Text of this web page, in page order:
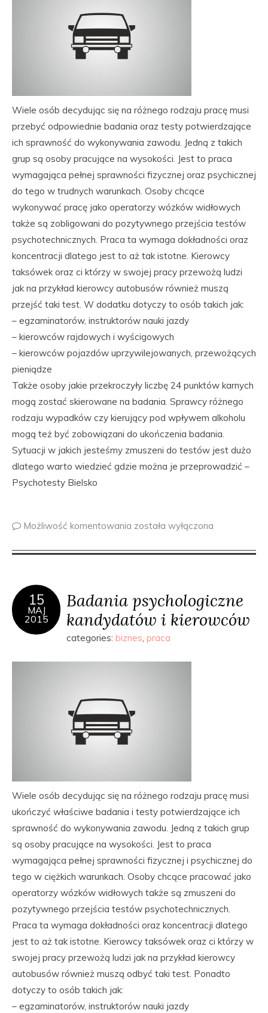
Wiele osób decydując się na różnego rodzaju pracę musi
przebyć odpowiednie badania oraz testy potwierdzające
ich sprawność do wykonywania zawodu. Jedną z takich
grup są osoby pracujące na wysokości. Jest to praca
wymagająca pełnej sprawności fizycznej oraz psychicznej
do tego w trudnych warunkach. Osoby chcące
wykonywać pracę jako operatorzy wózków widłowych
także są zobligowani do pozytywnego przejścia testów
psychotechnicznych. Praca ta wymaga dokładności oraz
koncentracji dlatego jest to aż tak istotne. Kierowcy
taksówek oraz ci którzy w swojej pracy przewożą ludzi
jak na przykład kierowcy autobusów również muszą
przejść taki test. W dodatku dotyczy to osób takich jak:
– egzaminatorów, instruktorów nauki jazdy
– kierowców rajdowych i wyścigowych
– kierowców pojazdów uprzywilejowanych, przewożących
pieniądze
Także osoby jakie przekroczyły liczbę 24 punktów karnych
mogą zostać skierowane na badania. Sprawcy różnego
rodzaju wypadków czy kierujący pod wpływem alkoholu
mogą też być zobowiązani do ukończenia badania.
Sytuacji w jakich jesteśmy zmuszeni do testów jest dużo
dlatego warto wiedzieć gdzie można je przeprowadzić –
Psychotesty Bielsko
Możliwość komentowania została wyłączona
15
MAJ
2015
Badania psychologiczne
kandydatów i kierowców
categories: biznes, praca
Wiele osób decydując się na różnego rodzaju pracę musi
ukończyć właściwe badania i testy potwierdzające ich
sprawność do wykonywania zawodu. Jedną z takich grup
są osoby pracujące na wysokości. Jest to praca
wymagająca pełnej sprawności fizycznej i psychicznej do
tego w ciężkich warunkach. Osoby chcące pracować jako
operatorzy wózków widłowych także są zmuszeni do
pozytywnego przejścia testów psychotechnicznych.
Praca ta wymaga dokładności oraz koncentracji dlatego
jest to aż tak istotne. Kierowcy taksówek oraz ci którzy w
swojej pracy przewożą ludzi jak na przykład kierowcy
autobusów również muszą odbyć taki test. Ponadto
dotyczy to osób takich jak:
– egzaminatorów, instruktorów nauki jazdy